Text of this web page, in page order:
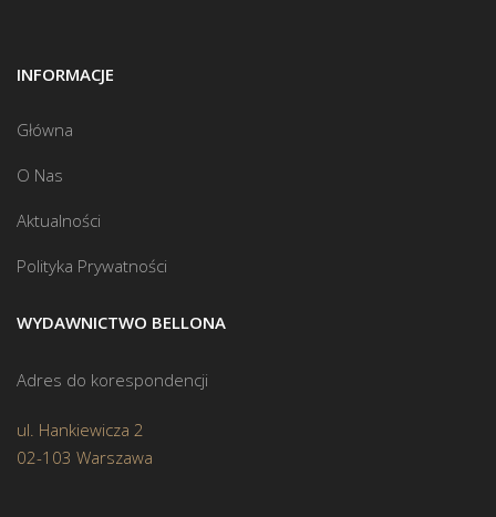
INFORMACJE
Główna
O Nas
Aktualności
Polityka Prywatności
WYDAWNICTWO BELLONA
Adres do korespondencji
ul. Hankiewicza 2
02-103 Warszawa